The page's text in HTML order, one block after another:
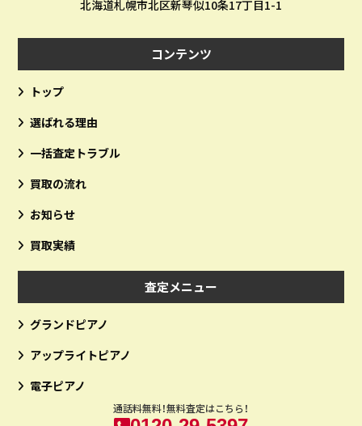
北海道札幌市北区新琴似10条17丁目1-1
コンテンツ
トップ
選ばれる理由
一括査定トラブル
買取の流れ
お知らせ
買取実績
査定メニュー
グランドピアノ
アップライトピアノ
電子ピアノ
通話料無料！無料査定はこちら！